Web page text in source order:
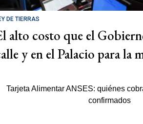
DE TIERRAS
alto costo que el
y en el Palacio para la